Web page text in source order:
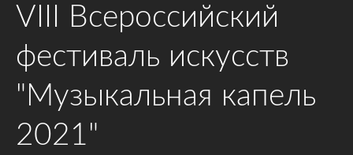
VIII Всероссийский
фестиваль искусств
"Музыкальная капель
2021"